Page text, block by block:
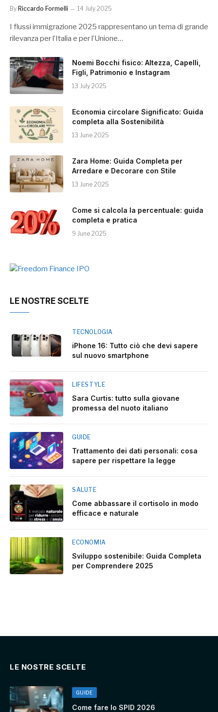
By Riccardo Formelli 14 July 2025
I flussi immigrazione 2025 rappresentano un tema di grande
rilevanza per l’Italia e per l’Unione…
Noemi Bocchi fisico: Altezza, Capelli,
Figli, Patrimonio e Instagram
13 July 2025
Economia circolare Significato: Guida
completa alla Sostenibilità
13 June 2025
Zara Home: Guida Completa per
Arredare e Decorare con Stile
13 June 2025
Come si calcola la percentuale: guida
completa e pratica
9 June 2025
LE NOSTRE SCELTE
TECNOLOGIA
iPhone 16: Tutto ciò che devi sapere
sul nuovo smartphone
LIFESTYLE
Sara Curtis: tutto sulla giovane
promessa del nuoto italiano
GUIDE
Trattamento dei dati personali: cosa
sapere per rispettare la legge
SALUTE
Come abbassare il cortisolo in modo
efficace e naturale
ECONOMIA
Sviluppo sostenibile: Guida Completa
per Comprendere 2025
LE NOSTRE SCELTE
GUIDE
Come fare lo SPID 2026